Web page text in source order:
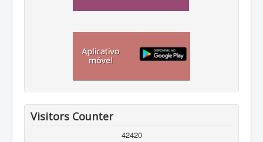
Visitors Counter
42420